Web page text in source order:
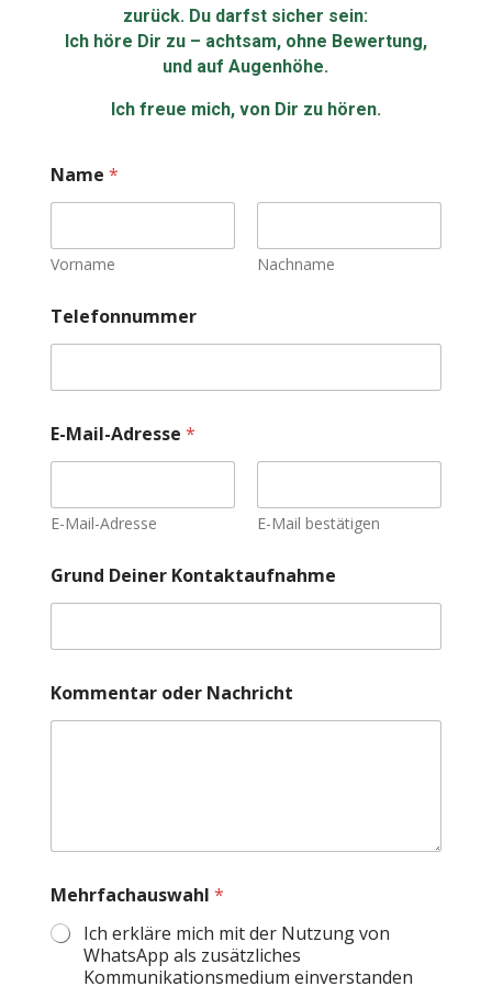
zurück. Du darfst sicher sein:
Ich höre Dir zu – achtsam, ohne Bewertung,
und auf Augenhöhe.
Ich freue mich, von Dir zu hören.
Name *
Vorname Nachname
Telefonnummer
E-Mail-Adresse *
E-Mail-Adresse E-Mail bestätigen
r
u
d
e
h
r
u
w
h
Grund Deiner Kontaktaufnahme
Kommentar oder Nachricht
Mehrfachauswahl *
Ich erkläre mich mit der Nutzung von
WhatsApp als zusätzliches
Kommunikationsmedium einverstanden